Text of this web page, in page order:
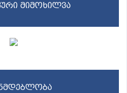
მიმოხილვა